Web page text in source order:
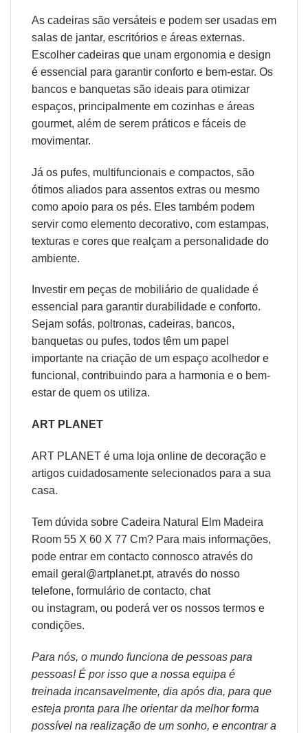
As cadeiras são versáteis e podem ser usadas em
salas de jantar, escritórios e áreas externas.
Escolher cadeiras que unam ergonomia e design
é essencial para garantir conforto e bem-estar. Os
bancos e banquetas são ideais para otimizar
espaços, principalmente em cozinhas e áreas
gourmet, além de serem práticos e fáceis de
movimentar.
Já os pufes, multifuncionais e compactos, são
ótimos aliados para assentos extras ou mesmo
como apoio para os pés. Eles também podem
servir como elemento decorativo, com estampas,
texturas e cores que realçam a personalidade do
ambiente.
Investir em peças de mobiliário de qualidade é
essencial para garantir durabilidade e conforto.
Sejam sofás, poltronas, cadeiras, bancos,
banquetas ou pufes, todos têm um papel
importante na criação de um espaço acolhedor e
funcional, contribuindo para a harmonia e o bem-
estar de quem os utiliza.
ART PLANET
ART PLANET é uma loja online de decoração e
artigos cuidadosamente selecionados para a sua
casa.
Tem dúvida sobre Cadeira Natural Elm Madeira
Room 55 X 60 X 77 Cm? Para mais informações,
pode entrar em contacto connosco através do
email geral@artplanet.pt, através do nosso
telefone, formulário de contacto, chat
ou instagram, ou poderá ver os nossos termos e
condições.
Para nós, o mundo funciona de pessoas para
pessoas! É por isso que a nossa equipa é
treinada incansavelmente, dia após dia, para que
esteja pronta para lhe orientar da melhor forma
possível na realização de um sonho, e encontrar a